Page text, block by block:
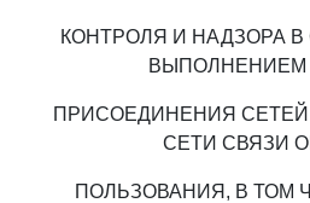
КОНТРОЛЯ И НАДЗОРА
ВЫПОЛНЕНИЕМ
ПРИСОЕДИНЕНИЯ СЕТЕЙ
СЕТИ СВЯЗИ
ПОЛЬЗОВАНИЯ, В ТОМ